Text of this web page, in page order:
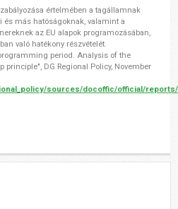
értelmében a tagállamnak
és más hatóságoknak, valamint a
az EU alapok programozásában,
való hatékony részvételét.
period. Analysis of the
DG Regional Policy, November
sources/docoffic/official/